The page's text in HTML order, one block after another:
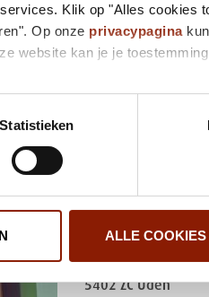
Klik op "Alles cookies
Op onze privacypagina
website kan je je
Statistieken
ALLE COOKIES
Accordeonstraat 10
5402CJ Uden
Bij 't Veld kun je
belevingsgericht, in
eens langs, dan
5402 ZC Uden